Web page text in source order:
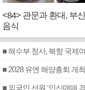
<84> 관문과 환대, 부
음식
■ 해수부 청사, 북항 국제
■ 2028 유엔 해양총회 개
■ 외국인 선원 ‘인신매매